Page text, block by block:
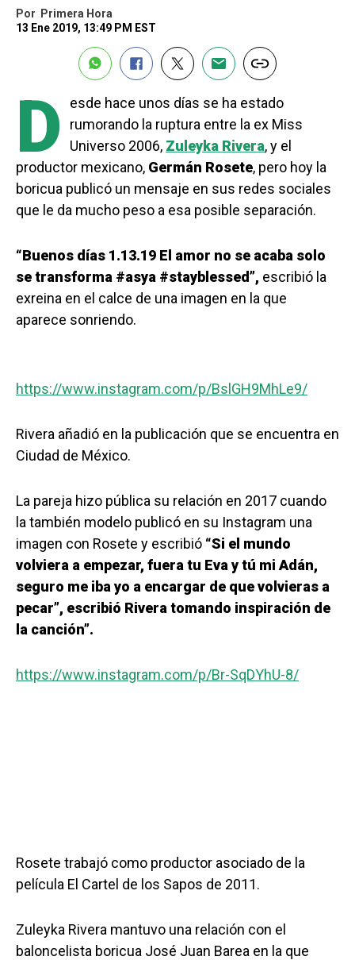
Por
Primera Hora
13 Ene 2019, 13:49 PM EST
D
esde hace unos días se ha estado
rumorando la ruptura entre la ex Miss
Universo 2006, Zuleyka Rivera, y el
productor mexicano, Germán Rosete, pero hoy la
boricua publicó un mensaje en sus redes sociales
que le da mucho peso a esa posible separación.
“Buenos días 1.13.19 El amor no se acaba solo
se transforma #asya #stayblessed”, escribió la
exreina en el calce de una imagen en la que
aparece sonriendo.
https://www.instagram.com/p/BslGH9MhLe9/
Rivera añadió en la publicación que se encuentra en
Ciudad de México.
La pareja hizo pública su relación en 2017 cuando
la también modelo publicó en su Instagram una
imagen con Rosete y escribió “Si el mundo
volviera a empezar, fuera tu Eva y tú mi Adán,
seguro me iba yo a encargar de que volvieras a
pecar”, escribió Rivera tomando inspiración de
la canción”.
https://www.instagram.com/p/Br-SqDYhU-8/
Rosete trabajó como productor asociado de la
película El Cartel de los Sapos de 2011.
Zuleyka Rivera mantuvo una relación con el
baloncelista boricua José Juan Barea en la que